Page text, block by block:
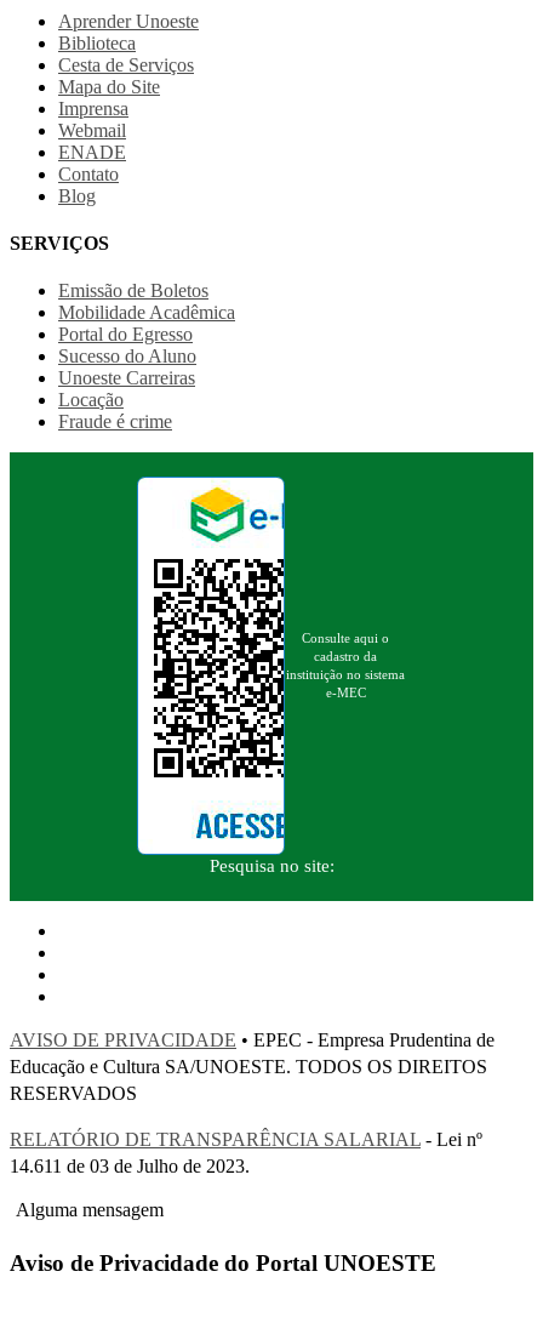
Aprender Unoeste
Biblioteca
Cesta de Serviços
Mapa do Site
Imprensa
Webmail
ENADE
Contato
Blog
SERVIÇOS
Emissão de Boletos
Mobilidade Acadêmica
Portal do Egresso
Sucesso do Aluno
Unoeste Carreiras
Locação
Fraude é crime
Consulte aqui o
cadastro da
instituição no sistema
e-MEC
Pesquisa no site:
AVISO DE PRIVACIDADE • EPEC - Empresa Prudentina de
Educação e Cultura SA/UNOESTE. TODOS OS DIREITOS
RESERVADOS
RELATÓRIO DE TRANSPARÊNCIA SALARIAL - Lei nº
14.611 de 03 de Julho de 2023.
Alguma mensagem
Aviso de Privacidade do Portal UNOESTE